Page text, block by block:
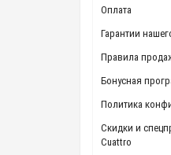
Оплата
Гарантии
Правила
Бонусная
Политика
Скидки и
Cuattro